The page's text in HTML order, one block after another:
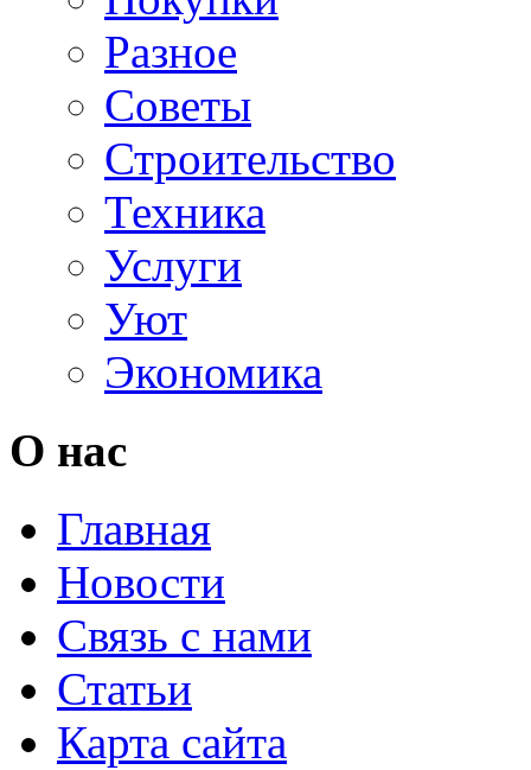
Разное
Советы
Строительство
Техника
Услуги
Уют
Экономика
О нас
Главная
Новости
Связь с нами
Статьи
Карта сайта